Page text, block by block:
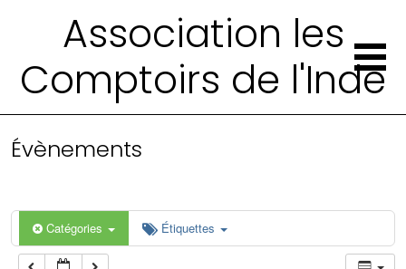
Association les
Comptoirs de l'Inde
Évènements
Catégories Étiquettes
4 h 00 min
6 h 00 min